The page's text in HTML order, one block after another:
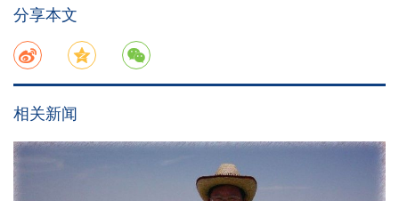
分享本文
相关新闻